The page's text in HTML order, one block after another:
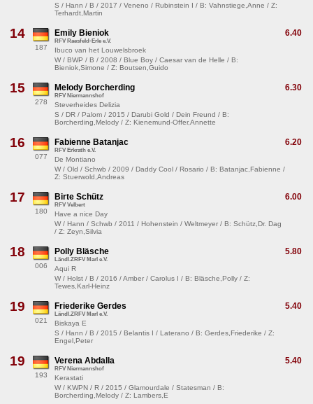
S / Hann / B / 2017 / Veneno / Rubinstein I / B: Vahnstiege,Anne / Z:
Terhardt,Martin
14
187
6.40
Emily Bieniok
RFV Raesfeld-Erle e.V.
Ibuco van het Louwelsbroek
W / BWP / B / 2008 / Blue Boy / Caesar van de Helle / B:
Bieniok,Simone / Z: Boutsen,Guido
15
278
6.30
Melody Borcherding
RFV Niermannshof
Steverheides Delizia
S / DR / Palom / 2015 / Darubi Gold / Dein Freund / B:
Borcherding,Melody / Z: Kienemund-Offer,Annette
16
077
6.20
Fabienne Batanjac
RFV Erkrath e.V.
De Montiano
W / Old / Schwb / 2009 / Daddy Cool / Rosario / B: Batanjac,Fabienne /
Z: Stuerwold,Andreas
17
180
6.00
Birte Schütz
RFV Velbert
Have a nice Day
W / Hann / Schwb / 2011 / Hohenstein / Weltmeyer / B: Schütz,Dr. Dag
/ Z: Zeyn,Silvia
18
006
5.80
Polly Bläsche
Ländl.ZRFV Marl e.V.
Aqui R
W / Holst / B / 2016 / Amber / Carolus I / B: Bläsche,Polly / Z:
Tewes,Karl-Heinz
19
021
5.40
Friederike Gerdes
Ländl.ZRFV Marl e.V.
Biskaya E
S / Hann / B / 2015 / Belantis I / Laterano / B: Gerdes,Friederike / Z:
Engel,Peter
19
193
5.40
Verena Abdalla
RFV Niermannshof
Kerastati
W / KWPN / R / 2015 / Glamourdale / Statesman / B:
Borcherding,Melody / Z: Lambers,E